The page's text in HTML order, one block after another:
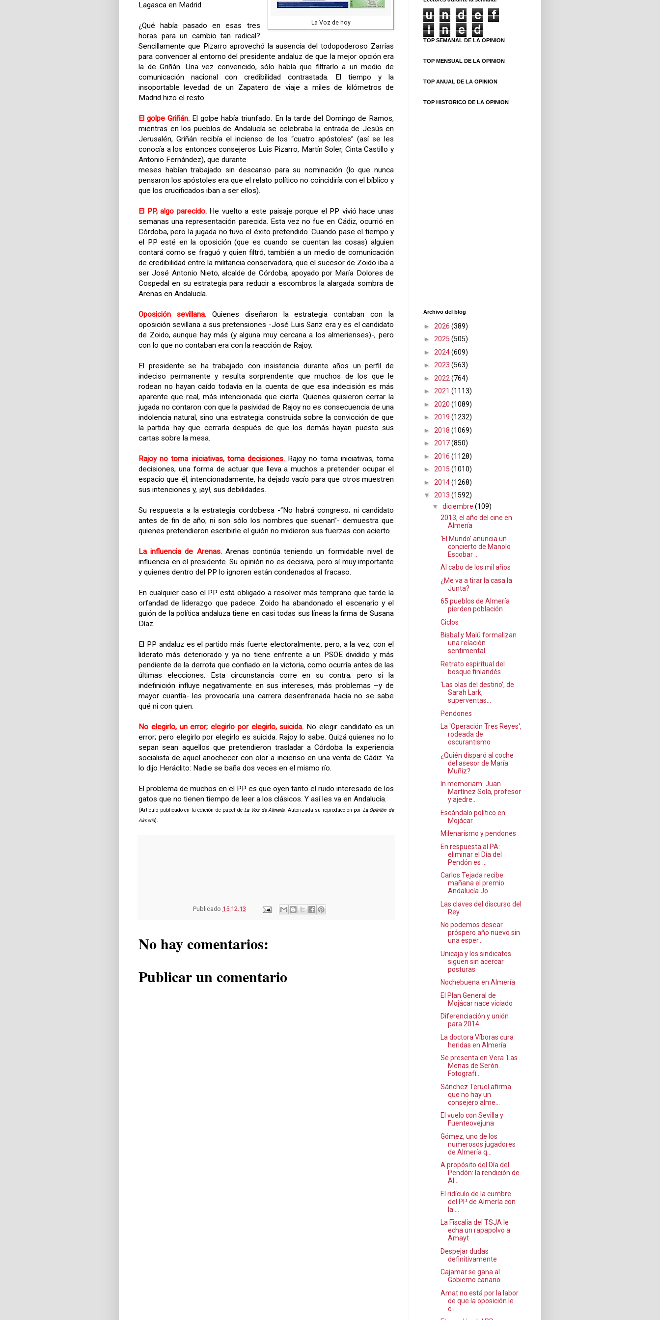
La Voz de hoy
Lagasca en Madrid.
¿Qué había pasado en esas tres
horas para un cambio tan radical?
Sencillamente que Pizarro aprovechó la ausencia del todopoderoso Zarrías
para convencer al entorno del presidente andaluz de que la mejor opción era
la de Griñán. Una vez convencido, sólo había que filtrarlo a un medio de
comunicación nacional con credibilidad contrastada. El tiempo y la
insoportable levedad de un Zapatero de viaje a miles de kilómetros de
Madrid hizo el resto.
El golpe Griñán. El golpe había triunfado. En la tarde del Domingo de Ramos,
mientras en los pueblos de Andalucía se celebraba la entrada de Jesús en
Jerusalén, Griñán recibía el incienso de los “cuatro apóstoles” (así se les
conocía a los entonces consejeros Luis Pizarro, Martín Soler, Cinta Castillo y
Antonio Fernández), que durante
meses habían trabajado sin descanso para su nominación (lo que nunca
pensaron los apóstoles era que el relato político no coincidiría con el bíblico y
que los crucificados iban a ser ellos).
El PP, algo parecido.He vuelto a este paisaje porque el PP vivió hace unas
semanas una representación parecida. Esta vez no fue en Cádiz, ocurrió en
Córdoba, pero la jugada no tuvo el éxito pretendido. Cuando pase el tiempo y
el PP esté en la oposición (que es cuando se cuentan las cosas) alguien
contará como se fraguó y quien filtró, también a un medio de comunicación
de credibilidad entre la militancia conservadora, que el sucesor de Zoido iba a
ser José Antonio Nieto, alcalde de Córdoba, apoyado por María Dolores de
Cospedal en su estrategia para reducir a escombros la alargada sombra de
Arenas en Andalucía.
Oposición sevillana.Quienes diseñaron la estrategia contaban con la
oposición sevillana a sus pretensiones -José Luis Sanz era y es el candidato
de Zoido, aunque hay más (y alguna muy cercana a los almerienses)-, pero
con lo que no contaban era con la reacción de Rajoy.
El presidente se ha trabajado con insistencia durante años un perfil de
indeciso permanente y resulta sorprendente que muchos de los que le
rodean no hayan caído todavía en la cuenta de que esa indecisión es más
aparente que real, más intencionada que cierta. Quienes quisieron cerrar la
jugada no contaron con que la pasividad de Rajoy no es consecuencia de una
indolencia natural, sino una estrategia construida sobre la convicción de que
la partida hay que cerrarla después de que los demás hayan puesto sus
cartas sobre la mesa.
Rajoy no toma iniciativas, toma decisiones. Rajoy no toma iniciativas, toma
decisiones, una forma de actuar que lleva a muchos a pretender ocupar el
espacio que él, intencionadamente, ha dejado vacío para que otros muestren
sus intenciones y, ¡ay!, sus debilidades.
Su respuesta a la estrategia cordobesa -“No habrá congreso; ni candidato
antes de fin de año; ni son sólo los nombres que suenan”- demuestra que
quienes pretendieron escribirle el guión no midieron sus fuerzas con acierto.
La influencia de Arenas.Arenas continúa teniendo un formidable nivel de
influencia en el presidente. Su opinión no es decisiva, pero sí muy importante
y quienes dentro del PP lo ignoren están condenados al fracaso.
En cualquier caso el PP está obligado a resolver más temprano que tarde la
orfandad de liderazgo que padece. Zoido ha abandonado el escenario y el
guión de la política andaluza tiene en casi todas sus líneas la firma de Susana
Díaz.
El PP andaluz es el partido más fuerte electoralmente, pero, a la vez, con el
liderato más deteriorado y ya no tiene enfrente a un PSOE dividido y más
pendiente de la derrota que confiado en la victoria, como ocurría antes de las
últimas elecciones. Esta circunstancia corre en su contra; pero si la
indefinición influye negativamente en sus intereses, más problemas –y de
mayor cuantía- les provocaría una carrera desenfrenada hacia no se sabe
qué ni con quien.
No elegirlo, un error; elegirlo por elegirlo, suicida. No elegir candidato es un
error; pero elegirlo por elegirlo es suicida. Rajoy lo sabe. Quizá quienes no lo
sepan sean aquellos que pretendieron trasladar a Córdoba la experiencia
socialista de aquel anochecer con olor a incienso en una venta de Cádiz. Ya
lo dijo Heráclito: Nadie se baña dos veces en el mismo río.
El problema de muchos en el PP es que oyen tanto el ruido interesado de los
gatos que no tienen tiempo de leer a los clásicos. Y así les va en Andalucía.
(Artículo publicado en la edición de papel de La Voz de Almería. Autorizada su reproducción por La Opinión de
Almería).
Publicado 15.12.13
No hay comentarios:
Publicar un comentario
u n d e
f
i
n e d
TOP SEMANAL DE LA OPINION
TOP MENSUAL DE LA OPINION
TOP ANUAL DE LA OPINION
TOP HISTORICO DE LA OPINION
Archivo del blog
► 2026 (389)
► 2025 (505)
► 2024(609)
► 2023 (563)
► 2022 (764)
► 2021 (1113)
► 2020 (1089)
► 2019 (1232)
► 2018 (1069)
► 2017(850)
► 2016 (1128)
► 2015 (1010)
► 2014(1268)
▼ 2013 (1592)
▼ diciembre (109)
2013, el año del cine en
Almería
‘El Mundo’ anuncia un
concierto de Manolo
Escobar ...
Al cabo de los mil años
¿Me va a tirar la casa la
Junta?
65 pueblos de Almería
pierden población
Ciclos
Bisbal y Malú formalizan
una relación
sentimental
Retrato espiritual del
bosque finlandés
'Las olas del destino', de
Sarah Lark,
superventas...
Pendones
La 'Operación Tres Reyes',
rodeada de
oscurantismo
¿Quién disparó al coche
del asesor de María
Muñiz?
In memoriam: Juan
Martínez Sola, profesor
y ajedre...
Escándalo político en
Mojácar
Milenarismo y pendones
En respuesta al PA:
eliminar el Día del
Pendón es ...
Carlos Tejada recibe
mañana el premio
Andalucía Jo...
Las claves del discurso del
Rey
No podemos desear
próspero año nuevo sin
una esper...
Unicaja y los sindicatos
siguen sin acercar
posturas
Nochebuena en Almería
El Plan General de
Mojácar nace viciado
Diferenciación y unión
para 2014
La doctora Víboras cura
heridas en Almería
Se presenta en Vera ‘Las
Menas de Serón.
Fotografí...
Sánchez Teruel afirma
que no hay un
consejero alme...
El vuelo con Sevilla y
Fuenteovejuna
Gómez, uno de los
numerosos jugadores
de Almería q...
A propósito del Día del
Pendón: la rendición de
Al...
El ridículo de la cumbre
del PP de Almería con
la ...
La Fiscalía del TSJA le
echa un rapapolvo a
Amayt
Despejar dudas
definitivamente
Cajamar se gana al
Gobierno canario
Amat no está por la labor
de que la oposición le
c...